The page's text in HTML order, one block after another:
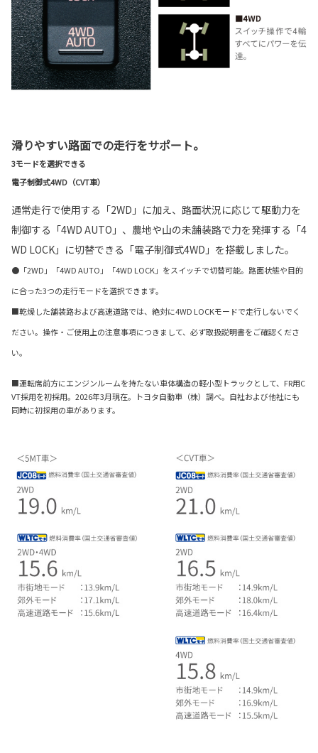
滑りやすい路面での走行をサポート。
3モードを選択できる
電子制御式4WD（CVT車）
通常走行で使用する「2WD」に加え、路面状況に応じて駆動力を
制御する「4WD AUTO」、農地や山の未舗装路で力を発揮する「4
WD LOCK」に切替できる「電子制御式4WD」を搭載しました。
●「2WD」「4WD AUTO」「4WD LOCK」をスイッチで切替可能。路面状態や目的
に合った3つの走行モードを選択できます。
■乾燥した舗装路および高速道路では、絶対に4WD LOCKモードで走行しないでく
ださい。操作・ご使用上の注意事項につきまして、必ず取扱説明書をご確認くださ
い。
■運転席前方にエンジンルームを持たない車体構造の軽小型トラックとして、FR用C
VT採用を初採用。2026年3月現在。トヨタ自動車（株）調べ。自社および他社にも
同時に初採用の車があります。